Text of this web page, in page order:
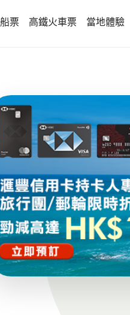
船票 高鐵火車票 當地體驗